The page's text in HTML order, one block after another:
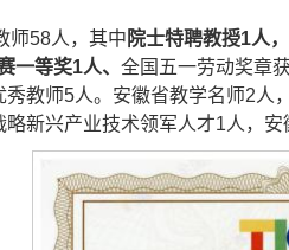
师58人，其中 院士特聘教授1人，
一等奖1人、 全国五一劳动奖章
教师5人。安徽省教学名师2
新兴产业技术领军人才1人，安